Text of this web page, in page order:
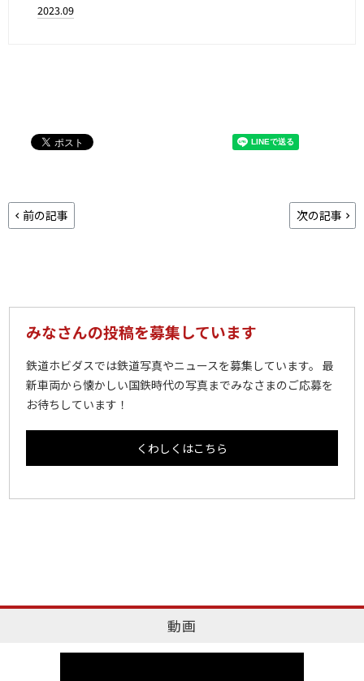
2023.09
前の記事 次の記事
みなさんの投稿を募集しています
鉄道ホビダスでは鉄道写真やニュースを募集しています。 最
新車両から懐かしい国鉄時代の写真までみなさまのご応募を
お待ちしています！
くわしくはこちら
動画